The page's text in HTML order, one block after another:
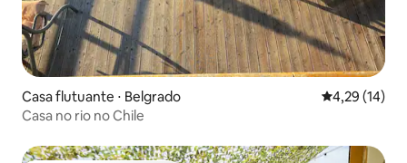
Casa flutuante ⋅ Belgrado 4,29 de uma
4,29 (14)
Casa no rio no Chile